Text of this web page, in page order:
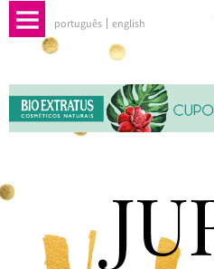
português english